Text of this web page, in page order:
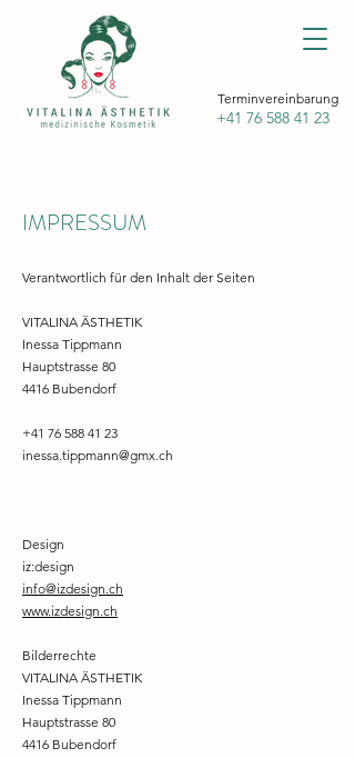
+41 76 588 41 23
Terminvereinbarung
IMPRESSUM
Verantwortlich für den Inhalt der Seiten
VITALINA ÄSTHETIK
Inessa Tippmann
Hauptstrasse 80
4416 Bubendorf
+41 76 588 41 23
inessa.tippmann@gmx.ch
Design
iz:design
info@izdesign.ch
www.izdesign.ch
Bilderrechte
VITALINA ÄSTHETIK
Inessa Tippmann
Hauptstrasse 80
4416 Bubendorf